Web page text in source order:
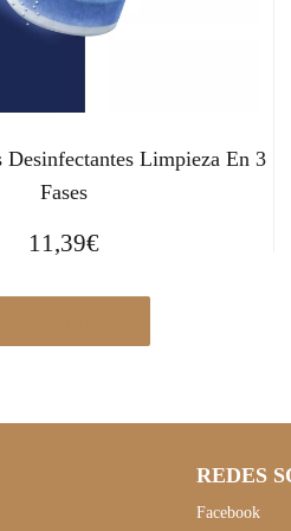
Desinfectantes Limpieza En 3
Fases
11,39€
REDES
Facebook